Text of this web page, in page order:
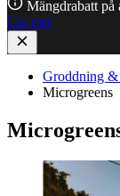
Mängdrabatt
Läs mer
Groddning
Microgreens